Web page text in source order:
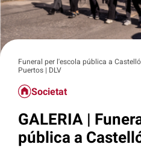
Funeral per l'escola pública a
Puertos | DLV
Societat
GALERIA |
pública a